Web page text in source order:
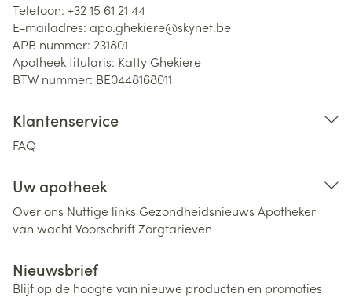
Telefoon: +32 15 61 21 44
E-mailadres: apo.ghekiere@skynet.be
APB nummer: 231801
Apotheek titularis: Katty Ghekiere
BTW nummer: BE0448168011
Klantenservice
FAQ
Uw apotheek
Over ons Nuttige links Gezondheidsnieuws Apotheker
van wachtVoorschriftZorgtarieven
Nieuwsbrief
Blijf op de hoogte van nieuwe producten en promoties